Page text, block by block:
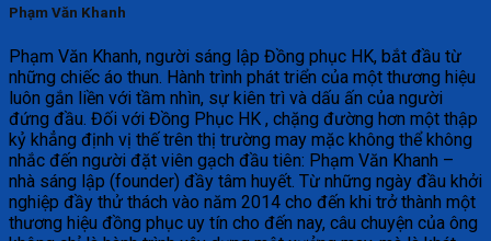
Phạm Văn Khanh
Phạm Văn Khanh, người sáng lập Đồng phục HK, bắt đầu từ
những chiếc áo thun. Hành trình phát triển của một thương hiệu
luôn gắn liền với tầm nhìn, sự kiên trì và dấu ấn của người
đứng đầu. Đối với Đồng Phục HK , chặng đường hơn một thập
kỷ khẳng định vị thế trên thị trường may mặc không thể không
nhắc đến người đặt viên gạch đầu tiên: Phạm Văn Khanh –
nhà sáng lập (founder) đầy tâm huyết. Từ những ngày đầu khởi
nghiệp đầy thử thách vào năm 2014 cho đến khi trở thành một
thương hiệu đồng phục uy tín cho đến nay, câu chuyện của ông